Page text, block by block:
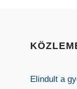
Elindult a